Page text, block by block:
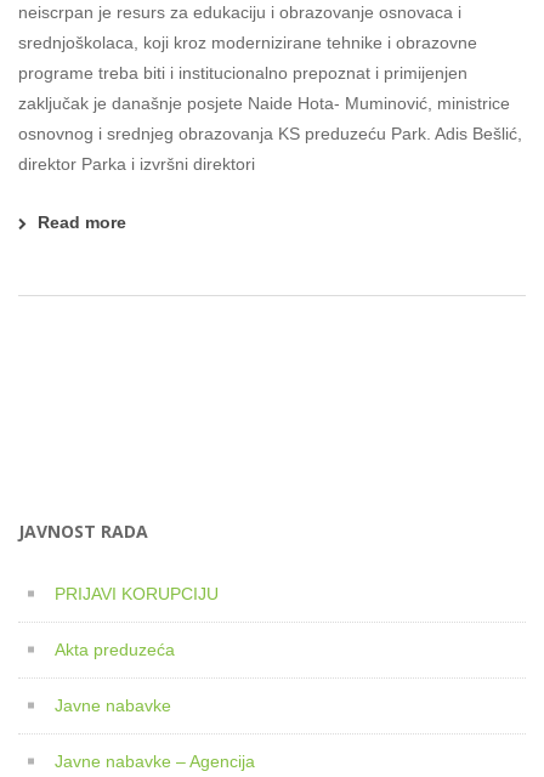
neiscrpan je resurs za edukaciju i obrazovanje osnovaca i
srednjoškolaca, koji kroz modernizirane tehnike i obrazovne
programe treba biti i institucionalno prepoznat i primijenjen
zaključak je današnje posjete Naide Hota- Muminović, ministrice
osnovnog i srednjeg obrazovanja KS preduzeću Park. Adis Bešlić,
direktor Parka i izvršni direktori
Read more
JAVNOST RADA
PRIJAVI KORUPCIJU
Akta preduzeća
Javne nabavke
Javne nabavke – Agencija